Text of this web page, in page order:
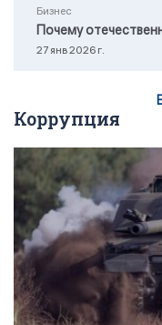
Бизнес
Почему
27 янв 2026 г.
Коррупция